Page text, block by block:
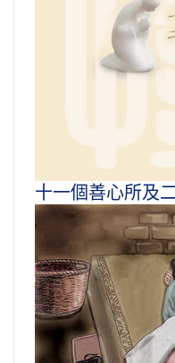
十一個善心所及